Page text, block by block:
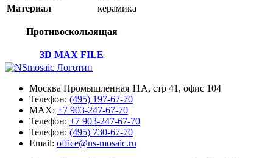
Материал
керамика
Противоскользящая
3D MAX FILE
Москва Промышленная 11А, стр 41, офис 104
Телефон: (495) 197-67-70
MAX: +7 903-247-67-70
Телефон: +7 903-247-67-70
Телефон: (495) 730-67-70
Email: office@ns-mosaic.ru